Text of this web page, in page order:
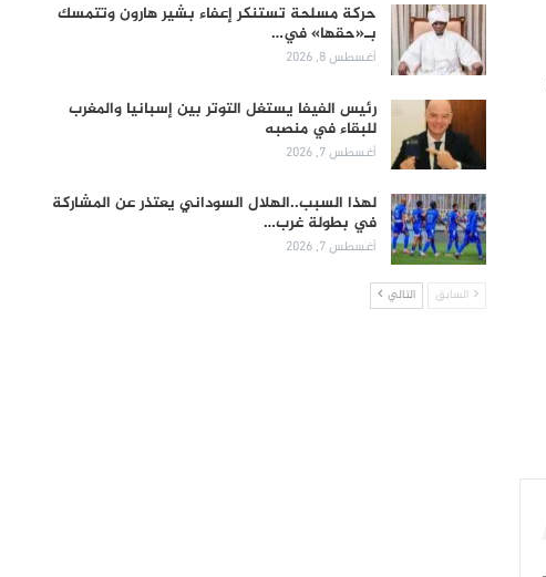
حركة مسلحة تستنكر إعفاء بشير هارون وتتمسك
بـ«حقها» في…
أغسطس 8, 2026
رئيس الفيفا يستغل التوتر بين إسبانيا والمغرب
للبقاء في منصبه
أغسطس 7, 2026
لهذا السبب..الهلال السوداني يعتذر عن المشاركة
في بطولة غرب…
أغسطس 7, 2026
السابق التالي